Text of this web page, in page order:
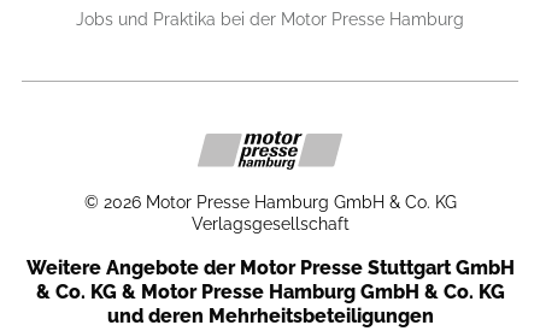
Jobs und Praktika bei der Motor Presse Hamburg
© 2026 Motor Presse Hamburg GmbH & Co. KG
Verlagsgesellschaft
Weitere Angebote der Motor Presse Stuttgart GmbH
& Co. KG & Motor Presse Hamburg GmbH & Co. KG
und deren Mehrheitsbeteiligungen